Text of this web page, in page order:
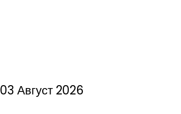
03 Август 2026